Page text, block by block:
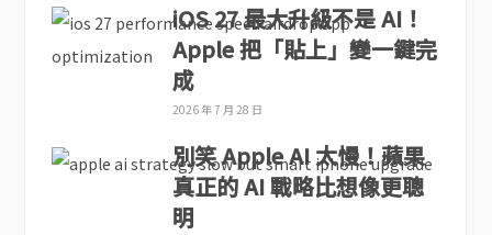
iOS 27 最大升級不是 AI！
Apple 把「貼上」變一鍵完
成
2026 年 7 月 28 日
別笑 Apple AI 太慢！蘋果
真正的 AI 戰略比想像更聰
明